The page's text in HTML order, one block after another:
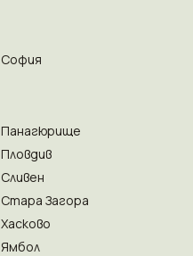
София
Панагюрище
Пловдив
Сливен
Стара Загора
Хасково
Ямбол